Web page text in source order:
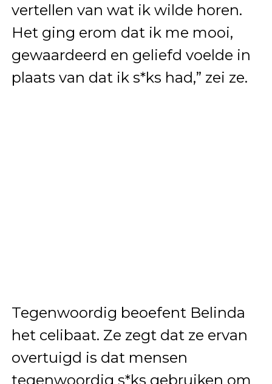
vertellen van wat ik wilde horen.
Het ging erom dat ik me mooi,
gewaardeerd en geliefd voelde in
plaats van dat ik s*ks had,” zei ze.
Tegenwoordig beoefent Belinda
het celibaat. Ze zegt dat ze ervan
overtuigd is dat mensen
tegenwoordig s*ks gebruiken om